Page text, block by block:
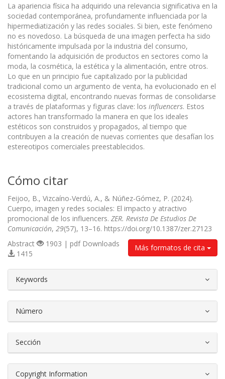
La apariencia física ha adquirido una relevancia significativa en la
sociedad contemporánea, profundamente influenciada por la
hipermediatización y las redes sociales. Si bien, este fenómeno
no es novedoso. La búsqueda de una imagen perfecta ha sido
históricamente impulsada por la industria del consumo,
fomentando la adquisición de productos en sectores como la
moda, la cosmética, la estética y la alimentación, entre otros.
Lo que en un principio fue capitalizado por la publicidad
tradicional como un argumento de venta, ha evolucionado en el
ecosistema digital, encontrando nuevas formas de consolidarse
a través de plataformas y figuras clave: los influencers. Estos
actores han transformado la manera en que los ideales
estéticos son construidos y propagados, al tiempo que
contribuyen a la creación de nuevas corrientes que desafían los
estereotipos comerciales preestablecidos.
Cómo citar
Feijoo, B., Vizcaíno-Verdú, A., & Núñez-Gómez, P. (2024).
Cuerpo, imagen y redes sociales: El impacto y atractivo
promocional de los influencers. ZER. Revista De Estudios De
Comunicación, 29(57), 13–16. https://doi.org/10.1387/zer.27123
Más formatos de cita
Abstract
1903 | pdf Downloads
1415
Keywords
Número
Sección
Copyright Information